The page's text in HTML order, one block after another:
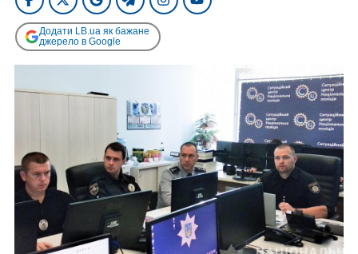
Додати LB.ua як бажане
джерело в Google